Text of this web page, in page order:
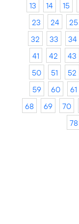
13
14 15
23
24 25
32
33 34
41
42 43
50
51 52
59
60 61
68
69 70
78